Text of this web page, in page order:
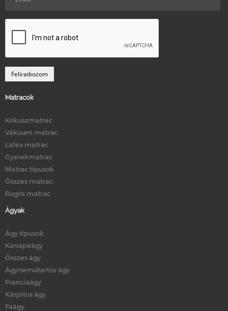
Matracok
Kókuszmatrac
Vákuum matrac
Latex matrac
Gyerekmatrac
Matrac típusok
Összes matrac
Rugós matrac
Ágyak
Ágy típusok
Kanapéágy
Összes ágy
Ágyneműtartós ágy
Franciaágy
Kárpitos ágy
Faágy